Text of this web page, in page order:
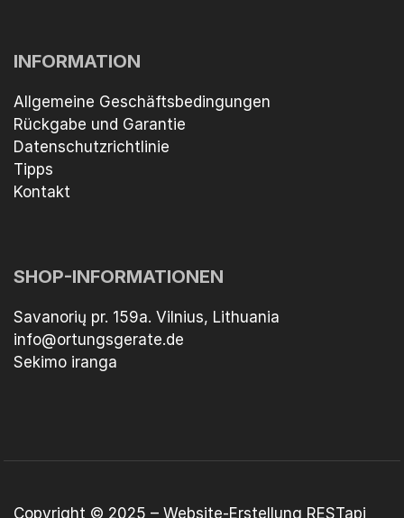
INFORMATION
Allgemeine Geschäftsbedingungen
Rückgabe und Garantie
Datenschutzrichtlinie
Tipps
Kontakt
SHOP-INFORMATIONEN
Savanorių pr. 159a. Vilnius, Lithuania
info@ortungsgerate.de
Sekimo iranga
Copyright © 2025 – Website-Erstellung RESTapi